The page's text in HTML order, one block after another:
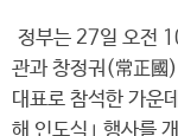
정부는 27일 오전
관과 창정궈(常正國
대표로 참석한 가운
해 인도식｣ 행사를